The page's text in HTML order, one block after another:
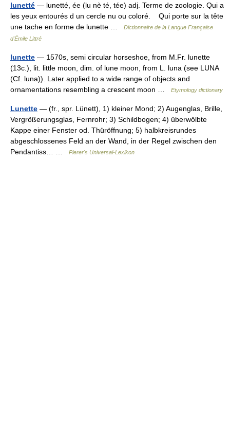
lunetté — lunetté, ée (lu nè té, tée) adj. Terme de zoologie. Qui a
les yeux entourés d un cercle nu ou coloré. Qui porte sur la tête
une tache en forme de lunette …
Dictionnaire de la Langue Française
d'Émile Littré
lunette — 1570s, semi circular horseshoe, from M.Fr. lunette
(13c.), lit. little moon, dim. of lune moon, from L. luna (see LUNA
(Cf. luna)). Later applied to a wide range of objects and
ornamentations resembling a crescent moon …
Etymology dictionary
Lunette — (fr., spr. Lünett), 1) kleiner Mond; 2) Augenglas, Brille,
Vergrößerungsglas, Fernrohr; 3) Schildbogen; 4) überwölbte
Kappe einer Fenster od. Thüröffnung; 5) halbkreisrundes
abgeschlossenes Feld an der Wand, in der Regel zwischen den
Pendantiss… …
Pierer's Universal-Lexikon